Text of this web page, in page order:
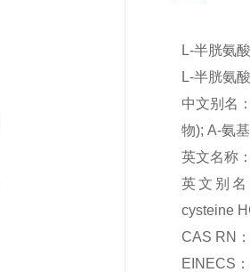
L-半胱氨
L-半胱氨
中文别名
物); Α-氨
英文名称
英文别名
cysteine
CAS RN
EINECS